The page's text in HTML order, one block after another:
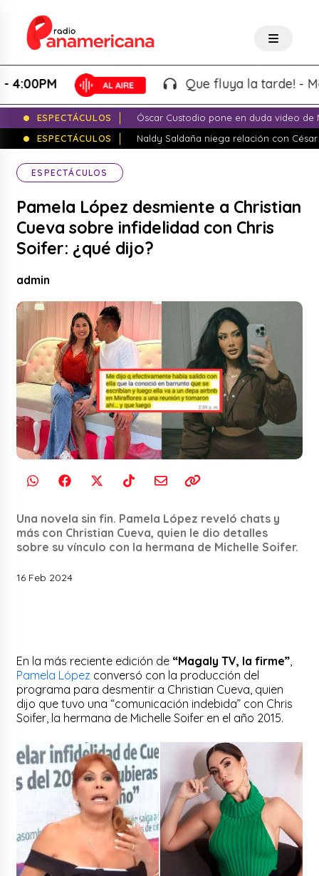
Que fluya la tarde! - Martin
ESPECTÁCULOS
Óscar Custodio pone en duda video de
ESPECTÁCULOS
Naldy Saldaña niega relación con
ESPECTÁCULOS
Pamela López desmiente a Christian
Cueva sobre infidelidad con Chris
Soifer: ¿qué dijo?
admin
Una novela sin fin. Pamela López reveló chats y
más con Christian Cueva, quien le dio detalles
sobre su vínculo con la hermana de Michelle Soifer.
16 Feb 2024
En la más reciente edición de “Magaly TV, la firme”
Pamela López conversó con la producción del
programa para desmentir a Christian Cueva, quien
dijo que tuvo una “comunicación indebida” con Chris
Soifer, la hermana de Michelle Soifer en el año 2015.